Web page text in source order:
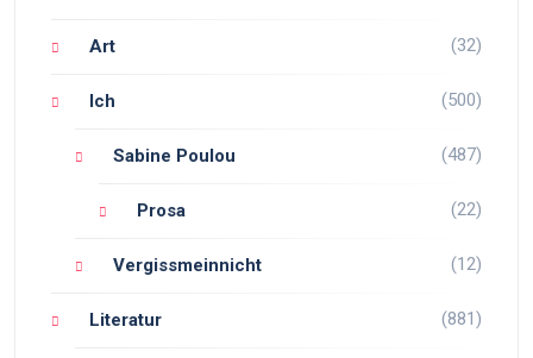
Art (32)
Ich (500)
Sabine Poulou (487)
Prosa (22)
Vergissmeinnicht (12)
Literatur (881)